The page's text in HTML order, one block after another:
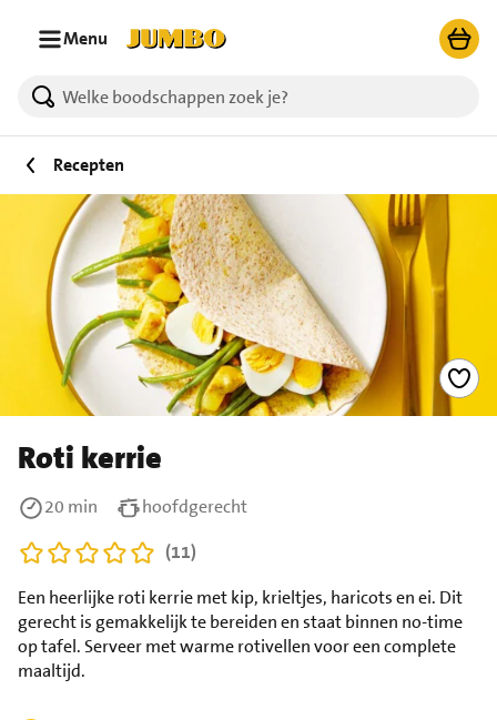
Menu
Recepten
Roti kerrie
Een heerlijke roti kerrie met kip, krieltjes, haricots en ei. Dit
gerecht is gemakkelijk te bereiden en staat binnen no-time
op tafel. Serveer met warme rotivellen voor een complete
maaltijd.
20 min
hoofdgerecht
(11)